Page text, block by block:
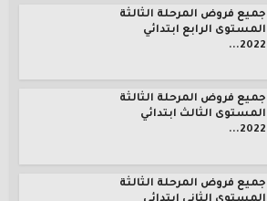
جميع فروض المرحلة الثالثة
المستوى الرابع ابتدائي
2022...
جميع فروض المرحلة الثالثة
المستوى الثالث ابتدائي
2022...
جميع فروض المرحلة الثالثة